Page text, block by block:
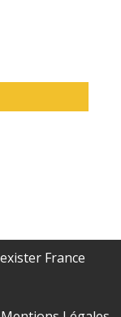
France